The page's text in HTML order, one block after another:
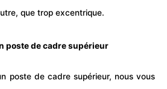
que trop excentrique.
poste de cadre supérieur
poste de cadre supérieur, nous vous